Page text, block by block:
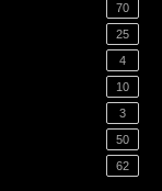
70
25
4
10
3
50
62